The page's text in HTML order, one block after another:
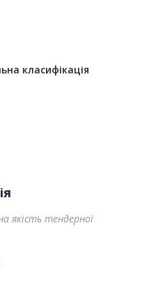
класифікація
якість тендерної